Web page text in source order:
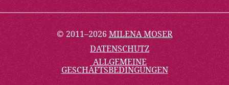
© 2011–2026 MILENA MOSER
DATENSCHUTZ
ALLGEMEINE
GESCHÄFTSBEDINGUNGEN